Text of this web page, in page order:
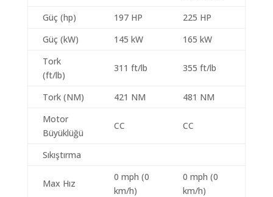
Güç (hp) 197 HP
225 HP
Güç (kW)
145 kW
165 kW
Tork
(ft/lb)
311 ft/lb 355 ft/lb
Tork (NM) 421 NM
481 NM
Motor
Büyüklüğü
CC CC
Sıkıştırma
Max Hız
0 mph (0
km/h)
0 mph (0
km/h)